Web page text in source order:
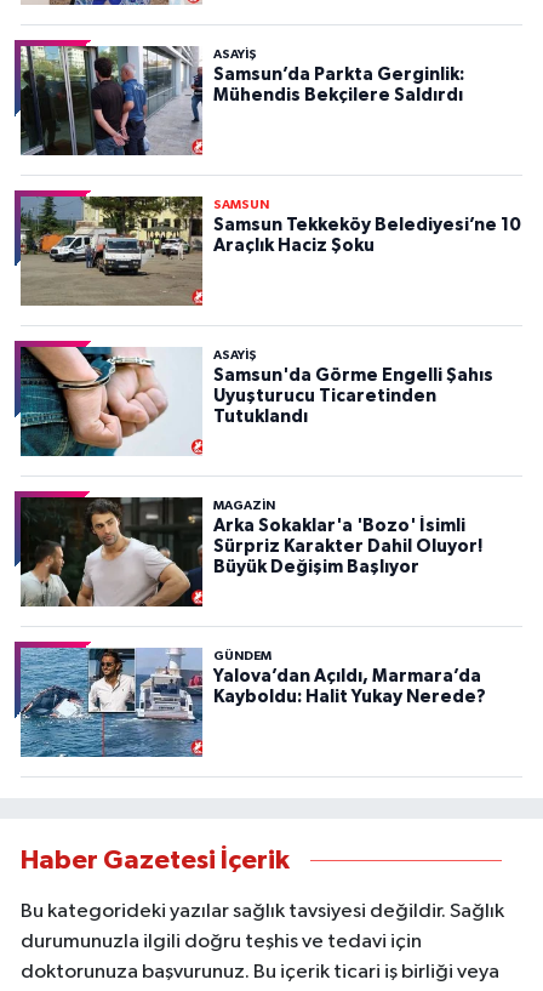
ASAYIŞ
Samsun’da Parkta Gerginlik:
Mühendis Bekçilere Saldırdı
SAMSUN
Samsun Tekkeköy Belediyesi’ne 10
Araçlık Haciz Şoku
ASAYIŞ
Samsun'da Görme Engelli Şahıs
Uyuşturucu Ticaretinden
Tutuklandı
MAGAZİN
Arka Sokaklar'a 'Bozo' İsimli
Sürpriz Karakter Dahil Oluyor!
Büyük Değişim Başlıyor
GÜNDEM
Yalova’dan Açıldı, Marmara’da
Kayboldu: Halit Yukay Nerede?
Haber Gazetesi İçerik
Bu kategorideki yazılar sağlık tavsiyesi değildir. Sağlık
durumunuzla ilgili doğru teşhis ve tedavi için
doktorunuza başvurunuz. Bu içerik ticari iş birliği veya